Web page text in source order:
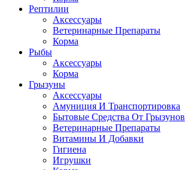
Рептилии
Аксессуары
Ветеринарные Препараты
Корма
Рыбы
Аксессуары
Корма
Грызуны
Аксессуары
Амуниция И Транспортировка
Бытовые Средства От Грызунов
Ветеринарные Препараты
Витамины И Добавки
Гигиена
Игрушки